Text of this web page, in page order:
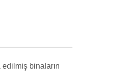
edilmiş binaların